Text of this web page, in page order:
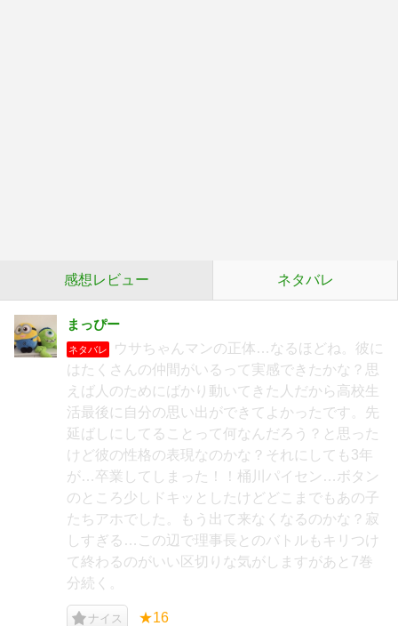
感想レビュー ネタバレ
まっぴー
ネタバレ
ウサちゃんマンの正体…なるほどね。彼に
はたくさんの仲間がいるって実感できたかな？思
えば人のためにばかり動いてきた人だから高校生
活最後に自分の思い出ができてよかったです。先
延ばしにしてることって何なんだろう？と思った
けど彼の性格の表現なのかな？それにしても3年
が…卒業してしまった！！桶川パイセン…ボタン
のところ少しドキッとしたけどどこまでもあの子
たちアホでした。もう出て来なくなるのかな？寂
しすぎる…この辺で理事長とのバトルもキリつけ
て終わるのがいい区切りな気がしますがあと7巻
分続く。
ナイス ★16